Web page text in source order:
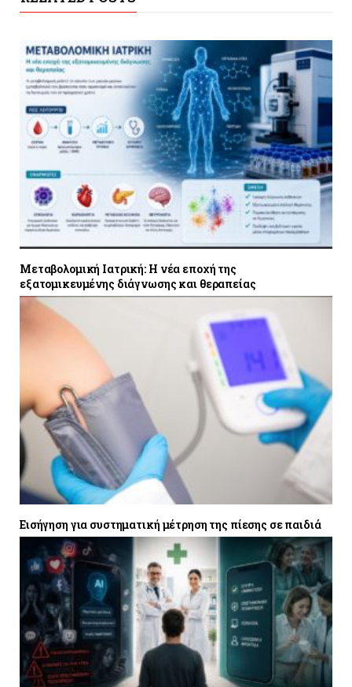
Μεταβολομική Ιατρική: Η νέα εποχή της
εξατομικευμένης διάγνωσης και θεραπείας
Εισήγηση για συστηματική μέτρηση της πίεσης σε παιδιά